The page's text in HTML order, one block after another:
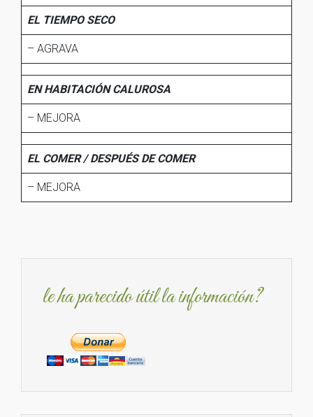
EL TIEMPO SECO
– AGRAVA
EN HABITACIÓN CALUROSA
– MEJORA
EL COMER / DESPUÉS DE COMER
– MEJORA
le ha parecido útil la información?